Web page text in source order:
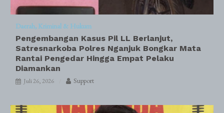
Daerah Kriminal & Hukum
Pengembangan Kasus Pil LL Berlanjut,
Satresnarkoba Polres Nganjuk Bongkar Mata
Rantai Pengedar Hingga Empat Pelaku
Diamankan
Juli 26, 2026 Support